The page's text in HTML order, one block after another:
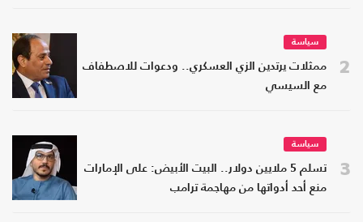
2
سياسة
ممثلات يرتدين الزي العسكري.. ودعوات للاصطفاف
مع السيسي
3
سياسة
تسلم 5 ملايين دولار.. البيت الأبيض: على الإمارات
منع أحد أدواتها من مهاجمة ترامب